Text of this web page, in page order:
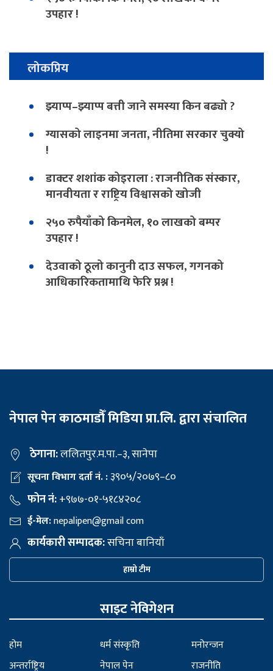
उपहार !
लोकप्रिय
झ्याप्प–झ्याप्प बत्ती जाने समस्या किन बढ्यो ?
ग्यासको लाइनमा जनता, नीतिमा सरकार चुक्यो
!
डाक्टर शशांक कोइराला : राजनीतिक संस्कार,
मानवीयता र राष्ट्रिय विश्वासको खोजी
२५० रुपैयाँको किनमेल, १० लाखको बम्पर
उपहार !
देउवाको ठूलो कानुनी दाउ सफल, गगनको
आधिकारिकतामाथि फेरि प्रश्न !
नेपाल पेन काठमाडौँ मिडिया प्रा.लि. द्वारा संचालित
ठेगाना:ललितपुर.म.पा.–३, सानेपा
सूचना विभाग दर्ता नं. :३९०५/२०७९–८०
फोन नं:+९७७-०१-५१८४२०८
ई-मेल:nepalipen@gmail com
कार्यकारी सम्पादक:सचिना बानियाँ
हाम्रो टीम
साइट नेविगेशन
होम
अन्तर्राष्ट्रिय
धर्म संस्कृति
नेपाल पेन
मनोरन्जन
राजनीति